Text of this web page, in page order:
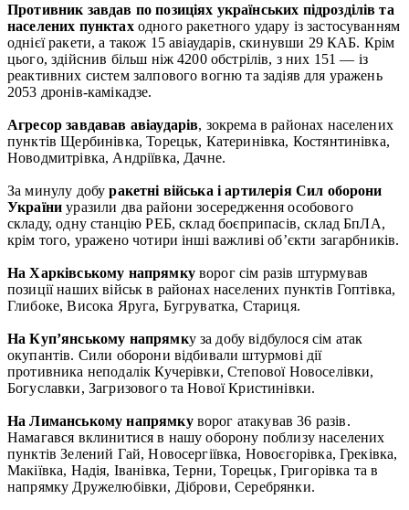
Противник завдав по позиціях українських підрозділів та
населених пунктаходного ракетного удару із застосуванням
однієї ракети, а також 15 авіаударів, скинувши 29 КАБ. Крім
цього, здійснив більш ніж 4200 обстрілів, з них 151 — із
реактивних систем залпового вогню та задіяв для уражень
2053 дронів-камікадзе.
Агресор завдавав авіаударів, зокрема в районах населених
пунктів Щербинівка, Торецьк, Катеринівка, Костянтинівка,
Новодмитрівка, Андріївка, Дачне.
За минулу добуракетні війська і артилерія Сил оборони
України уразили два райони зосередження особового
складу, одну станцію РЕБ, склад боєприпасів, склад БпЛА,
крім того, уражено чотири інші важливі об’єкти загарбників.
На Харківському напрямкуворог сім разів штурмував
позиції наших військ в районах населених пунктів Гоптівка,
Глибоке, Висока Яруга, Бугруватка, Стариця.
На Куп’янському напрямку за добу відбулося сім атак
окупантів. Сили оборони відбивали штурмові дії
противника неподалік Кучерівки, Степової Новоселівки,
Богуславки, Загризового та Нової Кристинівки.
На Лиманському напрямкуворог атакував 36 разів.
Намагався вклинитися в нашу оборону поблизу населених
пунктів Зелений Гай, Новосергіївка, Новоєгорівка, Греківка,
Макіївка, Надія, Іванівка, Терни, Торецьк, Григорівка та в
напрямку Дружелюбівки, Діброви, Серебрянки.